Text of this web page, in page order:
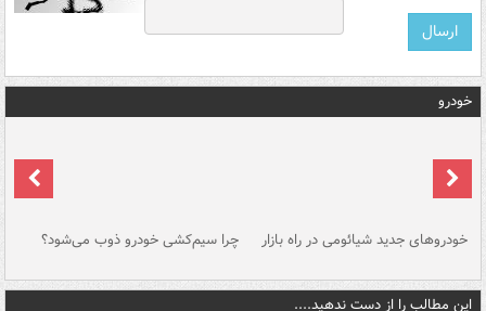
خودرو
خودروهای جدید شیائومی در راه بازار چرا سیم‌کشی خودرو ذوب می‌شود؟
این مطالب را از دست ندهید....